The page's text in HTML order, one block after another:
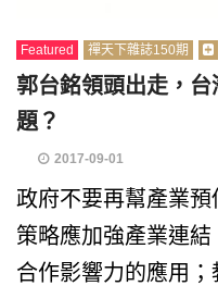
Featured 禪天下雜誌150期
郭台銘領頭出走，
題？
2017-09-01
政府不要再幫產業
策略應加強產業連
合作影響力的應用